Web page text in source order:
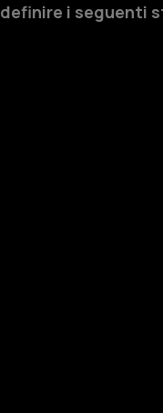
definire i seguenti